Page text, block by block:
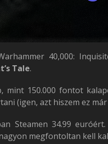
40,000:
Tale.
150.000 fontot
(igen, azt hiszem ez
Steamen 34.99
megfontoltan kell